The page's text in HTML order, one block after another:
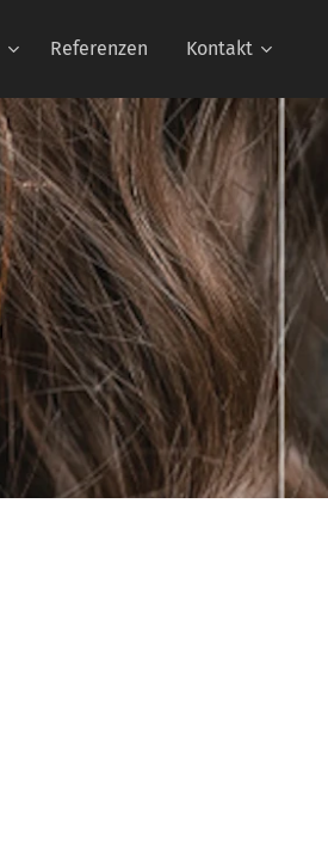
Referenzen Kontakt